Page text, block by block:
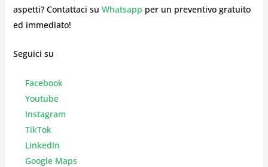
aspetti? Contattaci su Whatsapp per un preventivo gratuito
ed immediato!
Seguici su
Facebook
Youtube
Instagram
TikTok
LinkedIn
Google Maps